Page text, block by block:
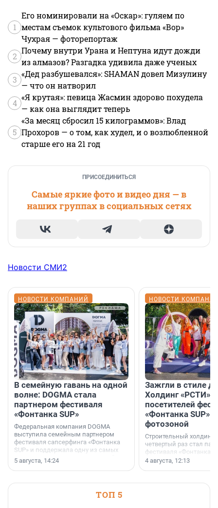
1
Его номинировали на «Оскар»: гуляем по
местам съемок культового фильма «Вор»
Чухрая — фоторепортаж
2
Почему внутри Урана и Нептуна идут дожди
из алмазов? Разгадка удивила даже ученых
3
«Дед разбушевался»: SHAMAN довел Мизулину
— что он натворил
4
«Я крутая»: певица Жасмин здорово похудела
— как она выглядит теперь
5
«За месяц сбросил 15 килограммов»: Влад
Прохоров — о том, как худел, и о возлюбленной
старше его на 21 год
ПРИСОЕДИНИТЬСЯ
Самые яркие фото и видео дня — в
наших группах в социальных сетях
Новости СМИ2
НОВОСТИ КОМПАНИЙ
В семейную гавань на одной
волне: DOGMA стала
партнером фестиваля
«Фонтанка SUP»
Федеральная компания DOGMA
выступила семейным партнером
фестиваля сапсерфинга «Фонтанка
SUP» и поддержала одну из самых
ярких и романтичных номинаций —
«SUP-свадьба».
5 августа, 14:24
НОВОСТИ
Зажгли в стиле
Холдинг «РСТИ»
посетителей
«Фонтанка SUP»
фотозоной
Строительный холдинг
четвертый раз стал
фестиваля «Фонтанка
раз компания
посетителям
4 августа, 12:13
ТОП 5